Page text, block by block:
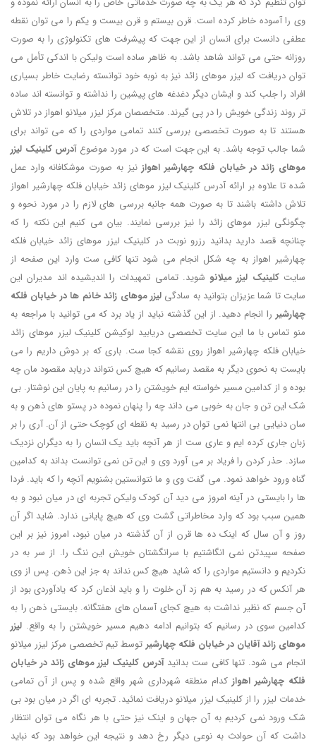
وی را آسوده خاطر کرده است. قرن بیستم و قرن بیست و یکم را می توان نقطه
عطفی دانست برای انسان از این جهت که پیشرفت های تکنولوژی را به صورت
روزانه حتی می تواند شاهد باشد. به ظاهر ساده است ولیکن با اندکی تأمل می
توان دریافت که لیزر موهای زائد نیز به نوبه خود توانسته رضایت خاطر بسیاری
افراد را جلب کند و ایشان دیگر دغدغه های پیشین را نداشته و توانسته اند ساده
تر روند زندگی خویش را در پی گیرند. متخصصان مرکز لیزر میلانو اهواز در تلاش
هستند تا به صورت تخصصی بررسی کنند تمامی مواردی را که می تواند برای
شما جالب توجه باشد. به این جهت است که در مورد موضوعآدرس کلینیک لیزر
موهای زائد در خیابان فلکه چهارشیر اهواز نیز به صورت موشکافانه وارد عمل
شده تا علاوه بر ارائه آدرس کلینیک لیزر موهای زائد خیابان فلکه چهارشیر اهواز
تلاش داشته باشند تا به صورت همه جانبه بررسی های لازم را در مورد نحوه و
چگونگی لیزر موهای زائد را نیز بررسی نمایند. بیان می کنیم این نکته را که
چنانچه قصد دارید بدانید رزرو نوبت در کلینیک لیزر موهای زائد خیابان فلکه
چهارشیر اهواز به چه شکل انجام می شود تنها کافی ست وارد این صفحه از
سایتکلینیک لیزر میلانو شوید. تمامی تمهیدات را اندیشیده اند مدیران این
سایت تا شما عزیزان بتوانید به سادگی لیزر موهای زائد خانم ها در خیابان فلکه
چهارشیر را انجام دهید. از این گذشته نباید از یاد برد که می توانید با مراجعه به
منو تماس با ما این سایت تخصصی دریابید لوکیشن کلینیک لیزر موهای زائد
خیابان فلکه چهارشیر اهواز روی نقشه کجا ست. باری که بر دوش داریم را می
بایست به نحوی دیگر به مقصد رسانیم که هیچ کس نتواند دریابد مقصود مان چه
بوده و از کدامین مسیر خواسته ایم خویشتن را در رسانیم به پایان این نوشتار. بی
شک این تن و جان به خوبی می داند چه را پنهان نموده در پستو های ذهن و به
سان دنیایی بی انتها نمی توان در رسید به نقطه ای کوچک حتی از آن. آری را بر
زبان جاری کرده ایم و عاری ست از هر آنچه باید یک انسان را به دیگران نزدیک
سازد. حذر کردن را فریاد بر می آورد وی و این تن نمی توانست بداند به کدامین
گناه ورود خواهد نمود. می گفت وی و ما نتوانستین بشنویم آنچه را که باید. فردا
ها را بایستی در آینه امروز می دید آن کودک ولیکن تجربه ای در میان نبود و به
همین سبب بود که وارد مخاطراتی گشت وی که هیچ پایانی ندارد. شاید اگر آن
روز و آن سال که اینک ده ها قرن از آن گذشته در میان نبود، امروز نیز بر این
صفحه سپیدتن نمی انگاشتیم با سرانگشتان خویش این ننگ را. از سر به در
نکردیم و دانستیم مواردی را که شاید هیچ کس نداند به جز این ذهن. پس از وی
هر آنکس که در رسید به هم زد آن خلوت را و باید اذعان کرد که یادآوردی بود از
آن جسم که نظیر نداشت به هیچ کجای آسمان های هفتگانه. بایستی ذهن را به
کدامین سوی در رسانیم که بتوانیم ادامه دهیم مسیر خویشتن را به واقع. لیزر
موهای زائد آقایان در خیابان فلکه چهارشیر توسط تیم تخصصی مرکز لیزر میلانو
انجام می شود. تنها کافی ست بدانیدآدرس کلینیک لیزر موهای زائد در خیابان
فلکه چهارشیر اهواز کدام منطقه شهرداری شهر واقع شده و پس از آن تمامی
خدمات لیزر را از کلینیک لیزر میلانو دریافت نمائید. تجربه ای اگر در میان بود بی
شک ورود نمی کردیم به آن جهان و اینک نیز حتی با هر نگاه می توان انتظار
داشت که آن حوادث به نوعی دیگر رخ دهد و نتیجه این خواهد بود که نباید